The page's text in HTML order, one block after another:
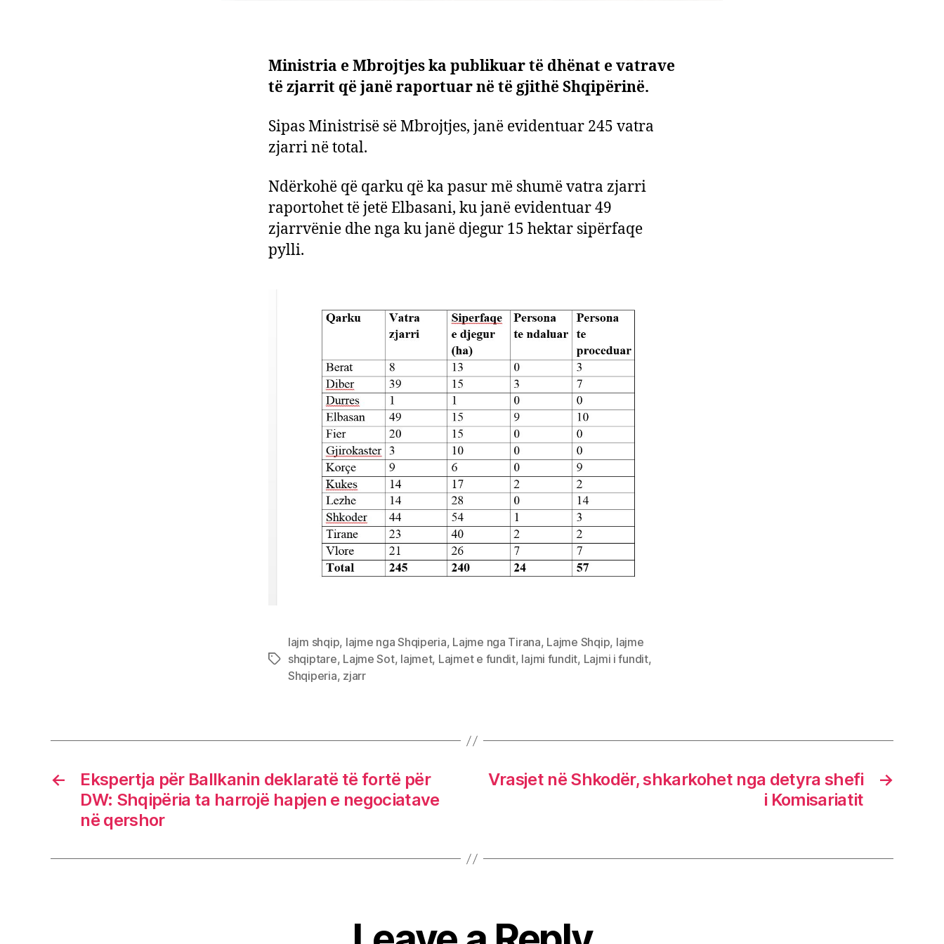
Ministria e Mbrojtjes ka publikuar të dhënat e vatrave
të zjarrit që janë raportuar në të gjithë Shqipërinë.
Sipas Ministrisë së Mbrojtjes, janë evidentuar 245 vatra
zjarri në total.
Ndërkohë që qarku që ka pasur më shumë vatra zjarri
raportohet të jetë Elbasani, ku janë evidentuar 49
zjarrvënie dhe nga ku janë djegur 15 hektar sipërfaqe
pylli.
Tags
lajm shqip, lajme nga Shqiperia, Lajme nga Tirana, Lajme Shqip, lajme
shqiptare, Lajme Sot, lajmet, Lajmet e fundit, lajmi fundit, Lajmi i fundit,
Shqiperia, zjarr
←
Ekspertja për Ballkanin deklaratë të fortë për
DW: Shqipëria ta harrojë hapjen e negociatave
në qershor
→
Vrasjet në Shkodër, shkarkohet nga detyra shefi
i Komisariatit